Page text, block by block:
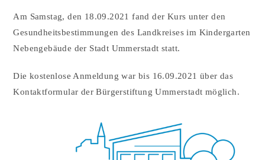
Am Samstag, den 18.09.2021 fand der Kurs unter den
Gesundheitsbestimmungen des Landkreises im Kindergarten
Nebengebäude der Stadt Ummerstadt statt.
Die kostenlose Anmeldung war bis 16.09.2021 über das
Kontaktformular der Bürgerstiftung Ummerstadt möglich.